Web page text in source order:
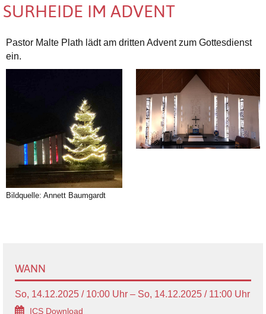
SURHEIDE IM ADVENT
Pastor Malte Plath lädt am dritten Advent zum Gottesdienst
ein.
Bildquelle: Annett Baumgardt
WANN
So, 14.12.2025 / 10:00 Uhr – So, 14.12.2025 / 11:00 Uhr
ICS Download